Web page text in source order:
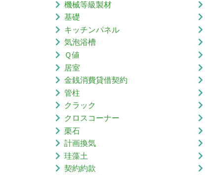
機械等級製材
基礎
キッチンパネル
気泡浴槽
Ｑ値
居室
金銭消費貸借契約
管柱
クラック
クロスコーナー
栗石
計画換気
珪藻土
契約約款